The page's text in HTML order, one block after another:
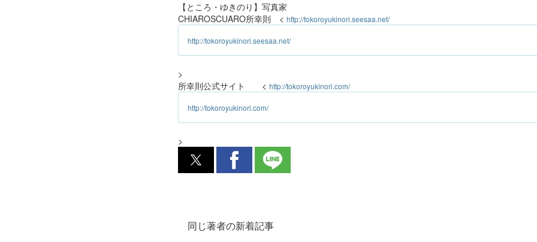
【ところ・ゆきのり】写真家
CHIAROSCUARO所幸則 < http://tokoroyukinori.seesaa.net/
http://tokoroyukinori.seesaa.net/
>
所幸則公式サイト < http://tokoroyukinori.com/
http://tokoroyukinori.com/
>
同じ著者の新着記事